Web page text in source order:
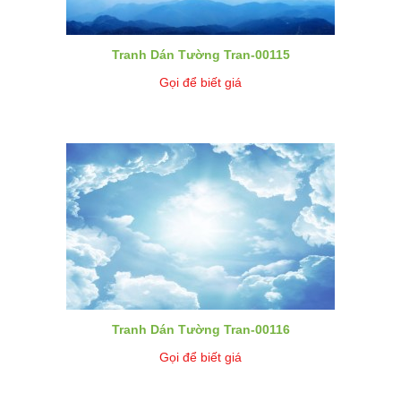
Tranh Dán Tường Tran-00115
Gọi để biết giá
Tranh Dán Tường Tran-00116
Gọi để biết giá